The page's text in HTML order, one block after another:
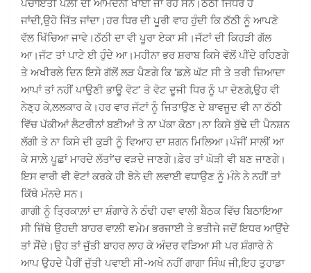
ਪੰਚਾਇਤੀ ਪੈਲ਼ੀ ਦੀ ਆਮਦਨੀ ਖਾਈ ਜਾ ਰਹੇ ਸਨ।ਠੱਠੀ ਜਿੱਧਰ ਹੋ
ਜਾਂਦੀ,ਉਹੋ ਜਿੱਤ ਜਾਂਦਾ।ਹਰ ਧਿਰ ਦੀ ਪੂਰੀ ਵਾਹ ਹੁੰਦੀ ਕਿ ਠੱਠੀ ਨੂੰ ਆਪਣੇ
ਵੱਲ ਖਿੱਚਿਆ ਜਾਵੇ।ਠੱਠੀ ਦਾ ਵੀ ਪੂਰਾ ਏਕਾ ਸੀ।ਜੱਟਾਂ ਦੀ ਕਿਹੜੀ ਗੱਲ
ਆ।ਜੱਟ ਤਾਂ ਪਾਟੇ ਈ ਹੁੰਦੇ ਆ।ਮਹੀਨਾ ਭਰ ਸ਼ਰਾਬ ਕਿਸੇ ਵੱਲੋਂ ਪੀਂਦੇ ਰਹਿਣਗੇ
ਤੇ ਅਖੀਰਲੇ ਦਿਨ ਇਸੇ ਗੱਲੋਂ ਲੜ ਪੈਣਗੇ ਕਿ ‘ਡਲ਼ੇ ਘੱਟ ਸੀ ਤੇ ਤਰੀ ਜ਼ਿਆਦਾ
ਆਪਾਂ ਤਾਂ ਨਹੀਂ ਪਾਉਣੀ ਭਾਊ ਵੋਟ’ ਤੇ ਵੋਟ ਦੂਜੀ ਧਿਰ ਨੂੰ ਪਾ ਦੇਣਗੇ,ਉਹ ਵੀ
ਨੇਣ੍ਹ ਕੇ,ਲਲਕਾਰ ਕੇ।ਹਰ ਵਾਰ ਜੱਟਾਂ ਨੂੰ ਜਿਤਾਉਣ ਦੇ ਬਾਵਜੂਦ ਵੀ ਨਾ ਠੱਠੀ
ਵਿੱਚ ਪੱਕੀਆਂ ਲੈਟਰੀਨਾਂ ਬਣੀਆਂ ਤੇ ਨਾ ਪੱਕਾ ਕੋਠਾ।ਨਾ ਕਿਸੇ ਬੁੱਢੇ ਦੀ ਪੈਨਸ਼ਨ
ਲੱਗੀ ਤੇ ਨਾ ਕਿਸੇ ਦੀ ਕੁੜੀ ਨੂੰ ਵਿਆਹ ਦਾ ਸ਼ਗਨ ਮਿਲਿਆ।ਪੰਜੀਂ ਸਾਲੀਂ ਆ
ਕੇ ਸਾਲ਼ੇ ਪੂਛਾਂ ਮਾਰਦੇ ਲੱਤਾਂ’ਚ ਵੜਦੇ ਜਾਣਗੇ।ਫ਼ੇਰ ਤਾਂ ਘੋੜੀ ਵੀ ਬਣ ਜਾਣਗੇ।
ਇਸ ਵਾਰੀ ਵੀ ਵੋਟਾਂ ਕਰਕੇ ਹੀ ਝੋਨੇ ਦੀ ਲਵਾਈ ਵਧਾਉਣ ਨੂੰ ਮੰਨੇ ਨੇ ਨਹੀਂ ਤਾਂ
ਕਿੱਥੇ ਮੰਨਦੇ ਸਨ।
ਗਾਗੀ ਨੂੰ ਤ੍ਰਿਕਾਲ਼ਾਂ ਦਾ ਸ਼ੰਗਾਰੇ ਨੇ ਠੰਢੀ ਹਵਾ ਵਾਲੀ ਬੈਠਕ ਵਿੱਚ ਬਿਠਾਇਆ
ਸੀ ਜਿੱਥੇ ਉਹਦੀ ਬਾਹਰ ਵਾਲ਼ੀ ਞਮੇਮ ਭਰਜਾਈ ਤੇ ਭਤੀਜੇ ਜਦੋਂ ਇਧਰ ਆਉਂਦੇ
ਤਾਂ ਸੌਂਦੇ।ਉਹ ਤਾਂ ਜੁੱਤੀ ਬਾਹਰ ਲਾਹ ਕੇ ਅੰਦਰ ਵੜਿਆ ਸੀ ਪਰ ਸ਼ੰਗਾਰੇ ਨੇ
ਆਪ ਉਹਦੇ ਪੈਰੀਂ ਜੁੱਤੀ ਪਵਾਈ ਸੀ-ਅਖੇ ਨਹੀਂ ਗਾਗਾ ਸਿੰਘ ਜੀ,ਇਹ ਤੁਹਾਡਾ